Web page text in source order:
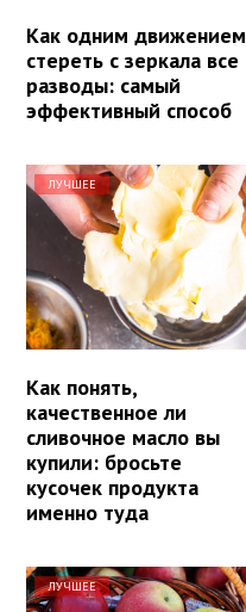
Как одним движением
стереть с зеркала все
разводы: самый
эффективный способ
ЛУЧШЕЕ
Как понять,
качественное ли
сливочное масло вы
купили: бросьте
кусочек продукта
именно туда
ЛУЧШЕЕ